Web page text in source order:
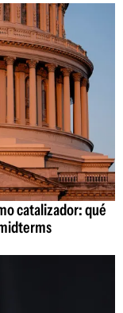
catalizador: qué